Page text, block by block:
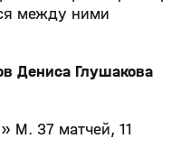
между ними
Дениса Глушакова
» М. 37 матчей, 11